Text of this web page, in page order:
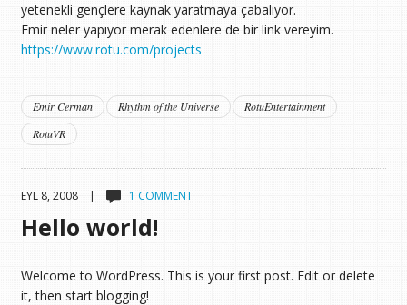
yetenekli gençlere kaynak yaratmaya çabalıyor.
Emir neler yapıyor merak edenlere de bir link vereyim.
https://www.rotu.com/projects
Emir Cerman Rhythm of the Universe
RotuEntertainment
RotuVR
EYL 8, 2008 | 1 COMMENT
Hello world!
Welcome to WordPress. This is your first post. Edit or delete
it, then start blogging!